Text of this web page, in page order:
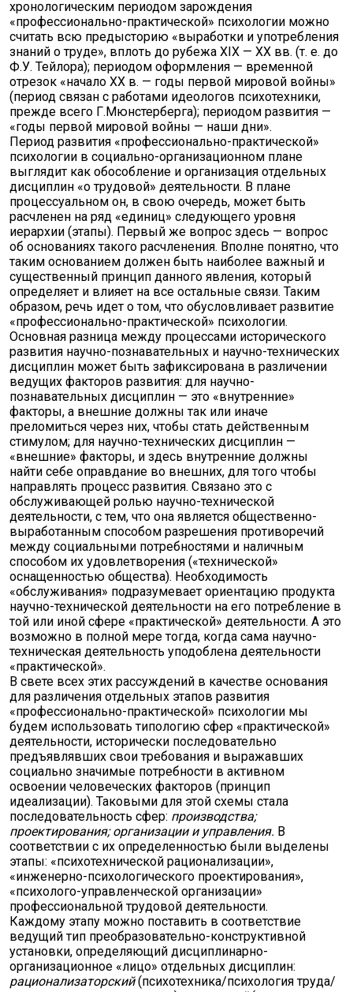
хронологическим периодом зарождения
«профессионально-практической» психологии можно
считать всю предысторию «выработки и употребления
знаний о труде», вплоть до рубежа XIX — XX вв. (т. е. до
Ф.У. Тейлора); периодом оформления — временной
отрезок «начало XX в. — годы первой мировой войны»
(период связан с работами идеологов психотехники,
прежде всего Г.Мюнстерберга); периодом развития —
«годы первой мировой войны — наши дни».
Период развития «профессионально-практической»
психологии в социально-организационном плане
выглядит как обособление и организация отдельных
дисциплин «о трудовой» деятельности. В плане
процессуальном он, в свою очередь, может быть
расчленен на ряд «единиц» следующего уровня
иерархии (этапы). Первый же вопрос здесь — вопрос
об основаниях такого расчленения. Вполне понятно, что
таким основанием должен быть наиболее важный и
существенный принцип данного явления, который
определяет и влияет на все остальные связи. Таким
образом, речь идет о том, что обусловливает развитие
«профессионально-практической» психологии.
Основная разница между процессами исторического
развития научно-познавательных и научно-технических
дисциплин может быть зафиксирована в различении
ведущих факторов развития: для научно-
познавательных дисциплин — это «внутренние»
факторы, а внешние должны так или иначе
преломиться через них, чтобы стать действенным
стимулом; для научно-технических дисциплин —
«внешние» факторы, и здесь внутренние должны
найти себе оправдание во внешних, для того чтобы
направлять процесс развития. Связано это с
обслуживающей ролью научно-технической
деятельности, с тем, что она является общественно-
выработанным способом разрешения противоречий
между социальными потребностями и наличным
способом их удовлетворения («технической»
оснащенностью общества). Необходимость
«обслуживания» подразумевает ориентацию продукта
научно-технической деятельности на его потребление в
той или иной сфере «практической» деятельности. А это
возможно в полной мере тогда, когда сама научно-
техническая деятельность уподоблена деятельности
«практической».
В свете всех этих рассуждений в качестве основания
для различения отдельных этапов развития
«профессионально-практической» психологии мы
будем использовать типологию сфер «практической»
деятельности, исторически последовательно
предъявлявших свои требования и выражавших
социально значимые потребности в активном
освоении человеческих факторов (принцип
идеализации). Таковыми для этой схемы стала
последовательность сфер: производства;
проектирования; организации и управления. В
соответствии с их определенностью были выделены
этапы: «психотехнической рационализации»,
«инженерно-психологического проектирования»,
«психолого-управленческой организации»
профессиональной трудовой деятельности.
Каждому этапу можно поставить в соответствие
ведущий тип преобразовательно-конструктивной
установки, определяющий дисциплинарно-
организационное «лицо» отдельных дисциплин:
рационализаторский(психотехника/психология труда/